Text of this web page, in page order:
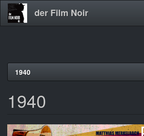
Direkt
der Film Noir
1940
1940